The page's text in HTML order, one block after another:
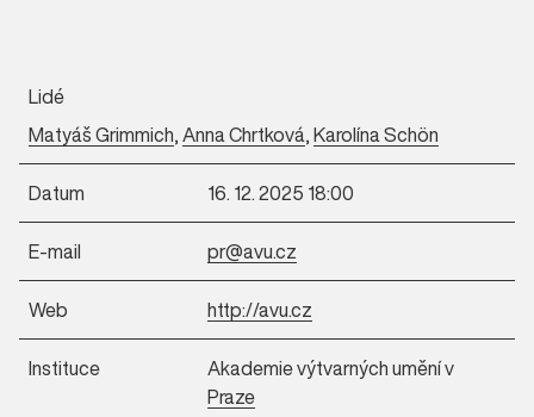
Lidé
Matyáš Grimmich,Anna Chrtková,Karolína Schön
Datum 16. 12. 2025 18:00
E-mail pr@avu.cz
Web http://avu.cz
Instituce
Akademie výtvarných umění v
Praze